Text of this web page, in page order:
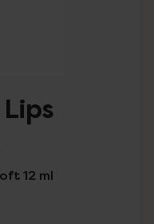
12 ml